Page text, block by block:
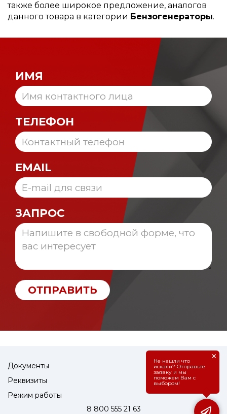
также более широкое предложение, аналогов
данного товара в категории Бензогенераторы.
ИМЯ
ТЕЛЕФОН
EMAIL
ЗАПРОС
ОТПРАВИТЬ
Документы
Реквизиты
Режим работы
8 800 555 21 63
Не нашли что
искали? Отправьте
заявку и мы
поможем Вам с
выбором!
×